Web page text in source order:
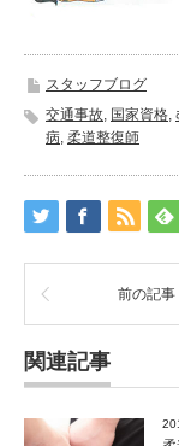
スタッフブログ
交通事故, 国家資格,
病, 柔道整復師
前の記事
関連記事